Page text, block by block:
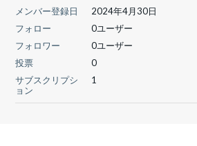
メンバー登録日
2024年4月30日
フォロー
0ユーザー
フォロワー
0ユーザー
投票
0
サブスクリプシ
ョン
1